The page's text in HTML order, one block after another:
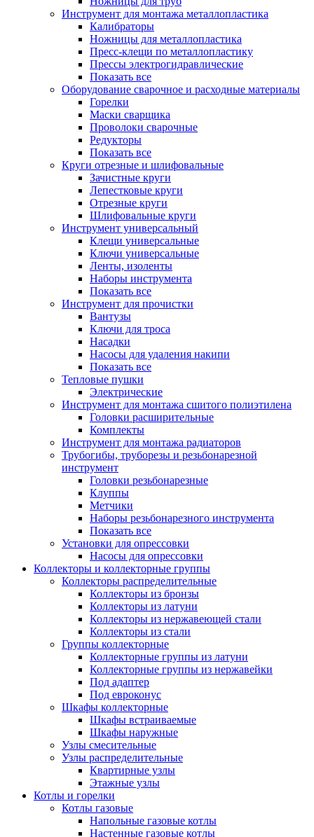
Инструмент для монтажа металлопластика
Калибраторы
Ножницы для металлопластика
Пресс-клещи по металлопластику
Прессы электрогидравлические
Показать все
Оборудование сварочное и расходные материалы
Горелки
Маски сварщика
Проволоки сварочные
Редукторы
Показать все
Круги отрезные и шлифовальные
Зачистные круги
Лепестковые круги
Отрезные круги
Шлифовальные круги
Инструмент универсальный
Клещи универсальные
Ключи универсальные
Ленты, изоленты
Наборы инструмента
Показать все
Инструмент для прочистки
Вантузы
Ключи для троса
Насадки
Насосы для удаления накипи
Показать все
Тепловые пушки
Электрические
Инструмент для монтажа сшитого полиэтилена
Головки расширительные
Комплекты
Инструмент для монтажа радиаторов
Трубогибы, труборезы и резьбонарезной
инструмент
Головки резьбонарезные
Клуппы
Метчики
Наборы резьбонарезного инструмента
Показать все
Установки для опрессовки
Насосы для опрессовки
Коллекторы и коллекторные группы
Коллекторы распределительные
Коллекторы из бронзы
Коллекторы из латуни
Коллекторы из нержавеющей стали
Коллекторы из стали
Группы коллекторные
Коллекторные группы из латуни
Коллекторные группы из нержавейки
Под адаптер
Под евроконус
Шкафы коллекторные
Шкафы встраиваемые
Шкафы наружные
Узлы смесительные
Узлы распределительные
Квартирные узлы
Этажные узлы
Котлы и горелки
Котлы газовые
Напольные газовые котлы
Настенные газовые котлы